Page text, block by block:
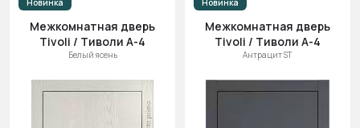
Новинка
Межкомнатная дверь
Tivoli / Тиволи А-4
Белый ясень
Новинка
Межкомнатная дверь
Tivoli / Тиволи А-4
Антрацит ST